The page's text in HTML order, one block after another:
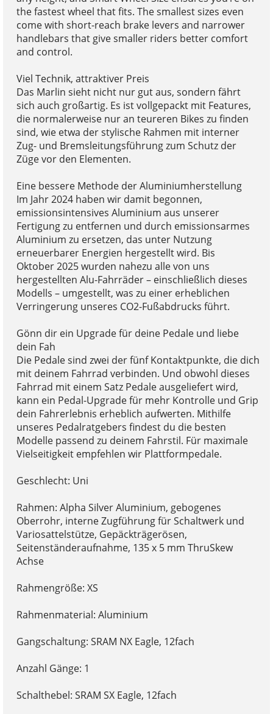
the fastest wheel that fits. The smallest sizes even
come with short-reach brake levers and narrower
handlebars that give smaller riders better comfort
and control.
Viel Technik, attraktiver Preis
Das Marlin sieht nicht nur gut aus, sondern fährt
sich auch großartig. Es ist vollgepackt mit Features,
die normalerweise nur an teureren Bikes zu finden
sind, wie etwa der stylische Rahmen mit interner
Zug- und Bremsleitungsführung zum Schutz der
Züge vor den Elementen.
Eine bessere Methode der Aluminiumherstellung
Im Jahr 2024 haben wir damit begonnen,
emissionsintensives Aluminium aus unserer
Fertigung zu entfernen und durch emissionsarmes
Aluminium zu ersetzen, das unter Nutzung
erneuerbarer Energien hergestellt wird. Bis
Oktober 2025 wurden nahezu alle von uns
hergestellten Alu-Fahrräder – einschließlich dieses
Modells – umgestellt, was zu einer erheblichen
Verringerung unseres CO2-Fußabdrucks führt.
Gönn dir ein Upgrade für deine Pedale und liebe
dein Fah
Die Pedale sind zwei der fünf Kontaktpunkte, die dich
mit deinem Fahrrad verbinden. Und obwohl dieses
Fahrrad mit einem Satz Pedale ausgeliefert wird,
kann ein Pedal-Upgrade für mehr Kontrolle und Grip
dein Fahrerlebnis erheblich aufwerten. Mithilfe
unseres Pedalratgebers findest du die besten
Modelle passend zu deinem Fahrstil. Für maximale
Vielseitigkeit empfehlen wir Plattformpedale.
Geschlecht: Uni
Rahmen: Alpha Silver Aluminium, gebogenes
Oberrohr, interne Zugführung für Schaltwerk und
Variosattelstütze, Gepäckträgerösen,
Seitenständeraufnahme, 135 x 5 mm ThruSkew
Achse
Rahmengröße: XS
Rahmenmaterial: Aluminium
Gangschaltung: SRAM NX Eagle, 12fach
Anzahl Gänge: 1
Schalthebel: SRAM SX Eagle, 12fach